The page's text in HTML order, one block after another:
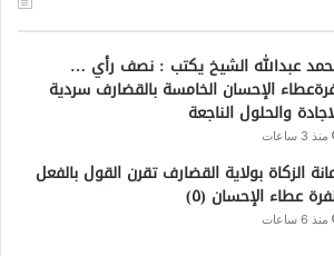
عبدالله الشيخ يكتب : نصف رأي …
الإحسان الخامسة بالقضارف سردية
والحلول الناجعة
منذ 3 ساعات
الزكاة بولاية القضارف تقرن القول بالفعل
عطاء الإحسان (٥)
منذ 6 ساعات